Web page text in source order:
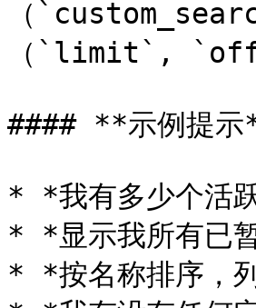
（
（`limit`,
#### **示例提
* *我有多少个活
* *显示我所有已
* *按名称排序，